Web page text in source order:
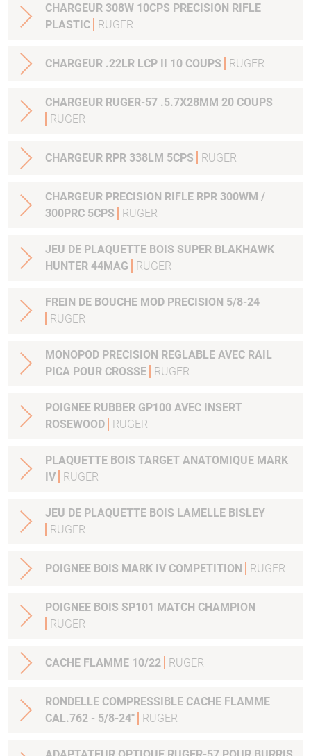
CHARGEUR 308W 10CPS PRECISION RIFLE
PLASTIC
RUGER
CHARGEUR .22LR LCP II 10 COUPS RUGER
CHARGEUR RUGER-57 .5.7X28MM 20 COUPS
RUGER
CHARGEUR RPR 338LM 5CPS RUGER
CHARGEUR PRECISION RIFLE RPR 300WM /
300PRC 5CPS
RUGER
JEU DE PLAQUETTE BOIS SUPER BLAKHAWK
HUNTER 44MAG
RUGER
FREIN DE BOUCHE MOD PRECISION 5/8-24
RUGER
MONOPOD PRECISION REGLABLE AVEC RAIL
PICA POUR CROSSE
RUGER
POIGNEE RUBBER GP100 AVEC INSERT
ROSEWOOD
RUGER
PLAQUETTE BOIS TARGET ANATOMIQUE MARK
IV
RUGER
JEU DE PLAQUETTE BOIS LAMELLE BISLEY
RUGER
POIGNEE BOIS MARK IV COMPETITION RUGER
POIGNEE BOIS SP101 MATCH CHAMPION
RUGER
CACHE FLAMME 10/22 RUGER
RONDELLE COMPRESSIBLE CACHE FLAMME
CAL.762 - 5/8-24"
RUGER